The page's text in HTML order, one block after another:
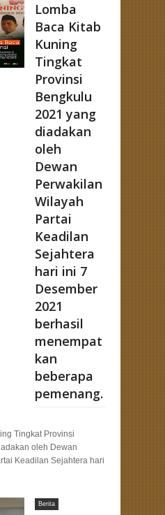
Lomba
Baca Kitab
Kuning
Tingkat
Provinsi
Bengkulu
2021 yang
diadakan
oleh
Dewan
Perwakilan
Wilayah
Partai
Keadilan
Sejahtera
hari ini 7
Desember
2021
berhasil
menempat
kan
beberapa
pemenang.
Tingkat Provinsi
oleh Dewan
Keadilan Sejahtera hari
Berita